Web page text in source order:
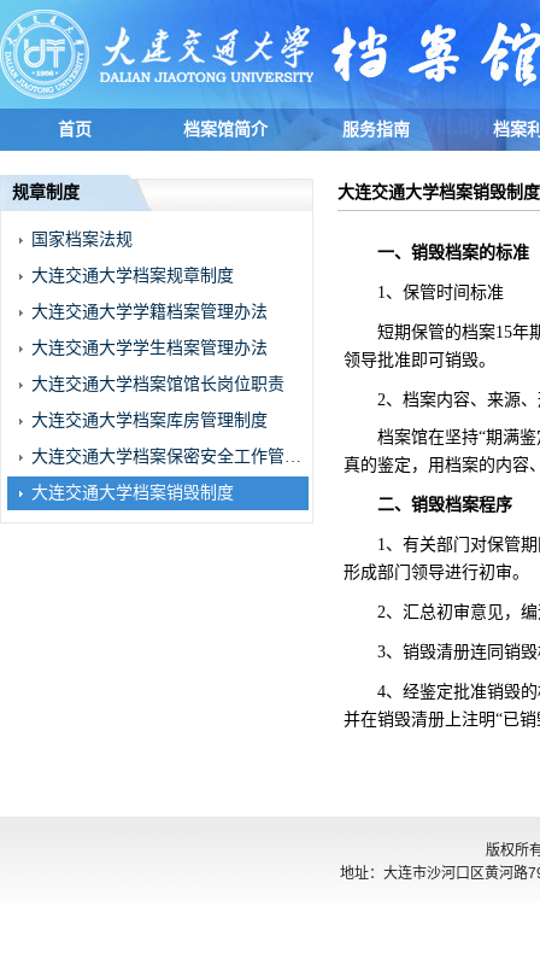
首页 档案馆简介 服务指南 档案
规章制度
国家档案法规
大连交通大学档案规章制度
大连交通大学学籍档案管理办法
大连交通大学学生档案管理办法
大连交通大学档案馆馆长岗位职责
大连交通大学档案库房管理制度
大连交通大学档案保密安全工作管理办法
大连交通大学档案销毁制度
大连交通大学档案销毁制度
一、销毁档案的标准
1、保管时间标准
短期保管的档案15年
领导批准即可销毁。
2、档案内容、来源
档案馆在坚持“期满
真的鉴定，用档案的内容
二、销毁档案程序
1、有关部门对保管
形成部门领导进行初审。
2、汇总初审意见，
3、销毁清册连同销
4、经鉴定批准销毁
并在销毁清册上注明“已
版权所
地址：大连市沙河口区黄河